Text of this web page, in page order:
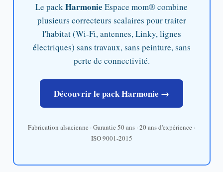
Le packHarmonie Espace mom® combine
plusieurs correcteurs scalaires pour traiter
l'habitat (Wi-Fi, antennes, Linky, lignes
électriques) sans travaux, sans peinture, sans
perte de connectivité.
Découvrir le pack Harmonie →
Fabrication alsacienne · Garantie 50 ans · 20 ans d'expérience ·
ISO 9001-2015